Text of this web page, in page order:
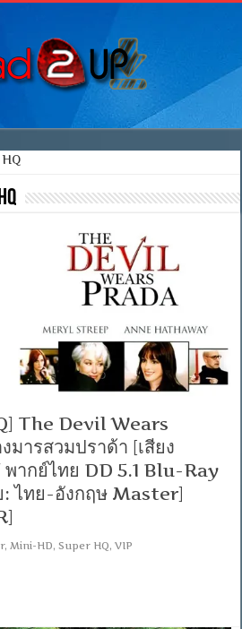
The Devil Wears
ารสวมปราด้า [เสียง
พากย์ไทย DD 5.1 Blu-Ray
ไทย-อังกฤษ Master]
, Mini-HD,Super HQ,VIP